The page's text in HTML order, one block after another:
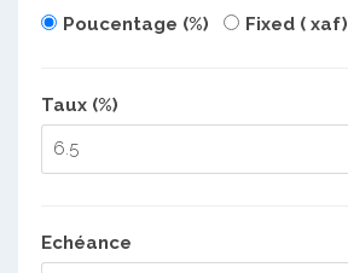
Poucentage (%) Fixed ( xaf)
Taux (%)
Echéance